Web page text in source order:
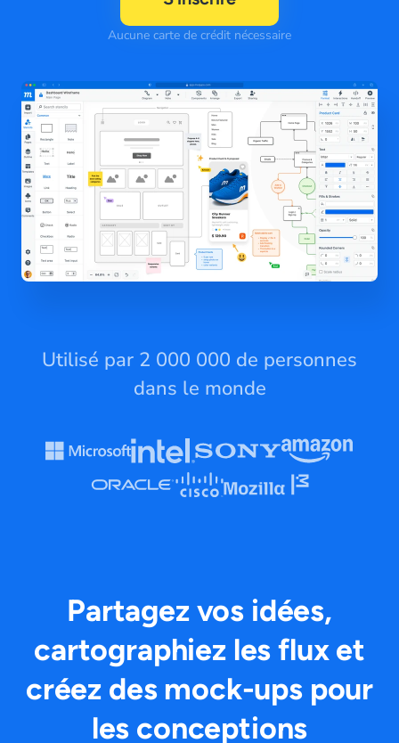
Aucune carte de crédit nécessaire
Utilisé par 2 000 000 de personnes
dans le monde
Partagez vos idées,
cartographiez les flux et
créez des mock-ups pour
les conceptions